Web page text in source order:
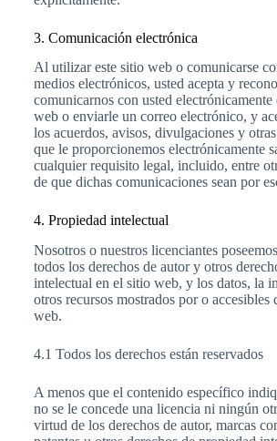
3. Comunicación electrónica
Al utilizar este sitio web o comunicarse
medios electrónicos, usted acepta y
comunicarnos con usted electrónicamente
web o enviarle un correo electrónico, y
los acuerdos, avisos, divulgaciones y
que le proporcionemos electrónicamente
cualquier requisito legal, incluido, entre
de que dichas comunicaciones sean por
4. Propiedad intelectual
Nosotros o nuestros licenciantes
todos los derechos de autor y otros
intelectual en el sitio web, y los datos, la
otros recursos mostrados por o accesibles
web.
4.1 Todos los derechos están reservados
A menos que el contenido específico
no se le concede una licencia ni ningún
virtud de los derechos de autor, marcas